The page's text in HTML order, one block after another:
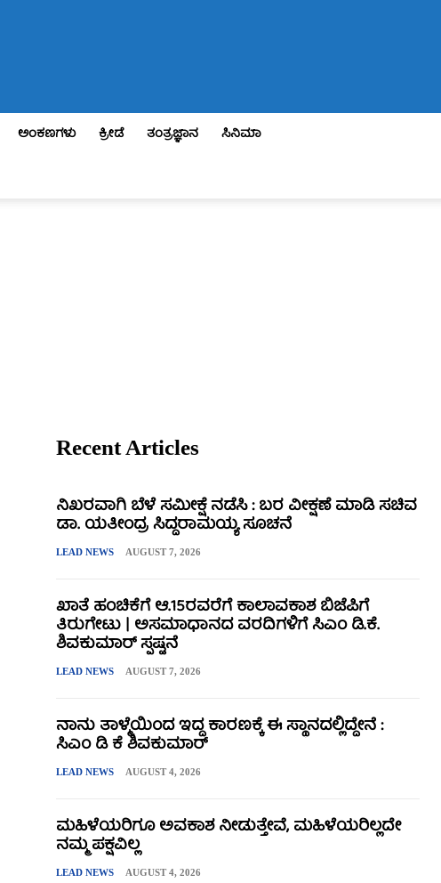
ಅಂಕಣಗಳು ಕ್ರೀಡೆ ತಂತ್ರಜ್ಞಾನ
ಸಿನಿಮಾ
Recent Articles
ನಿಖರವಾಗಿ ಬೆಳೆ ಸಮೀಕ್ಷೆ ನಡೆಸಿ : ಬರ ವೀಕ್ಷಣೆ ಮಾಡಿ ಸಚಿವ
ಡಾ. ಯತೀಂದ್ರ ಸಿದ್ದರಾಮಯ್ಯ ಸೂಚನೆ
LEAD NEWS AUGUST 7, 2026
ಖಾತೆ ಹಂಚಿಕೆಗೆ ಆ.15ರವರೆಗೆ ಕಾಲಾವಕಾಶ ಬಿಜೆಪಿಗೆ
ತಿರುಗೇಟು | ಅಸಮಾಧಾನದ ವರದಿಗಳಿಗೆ ಸಿಎಂ ಡಿ.ಕೆ.
ಶಿವಕುಮಾರ್ ಸ್ಪಷ್ಟನೆ
LEAD NEWS AUGUST 7, 2026
ನಾನು ತಾಳ್ಮೆಯಿಂದ ಇದ್ದ ಕಾರಣಕ್ಕೆ ಈ ಸ್ಥಾನದಲ್ಲಿದ್ದೇನೆ :
ಸಿಎಂ ಡಿ ಕೆ ಶಿವಕುಮಾರ್
LEAD NEWS AUGUST 4, 2026
ಮಹಿಳೆಯರಿಗೂ ಅವಕಾಶ ನೀಡುತ್ತೇವೆ, ಮಹಿಳೆಯರಿಲ್ಲದೇ
ನಮ್ಮ ಪಕ್ಷವಿಲ್ಲ
LEAD NEWS AUGUST 4, 2026